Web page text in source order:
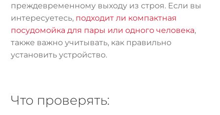
преждевременному выходу из строя. Если вы
интересуетесь, подходит ли компактная
посудомойка для пары или одного человека,
также важно учитывать, как правильно
установить устройство.
Что проверять: